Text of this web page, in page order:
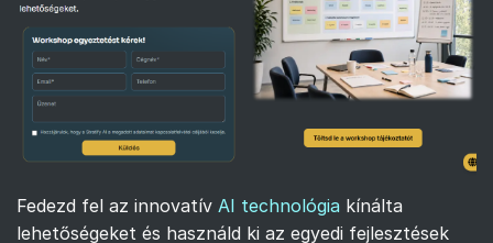
Fedezd fel az innovatív AI technológia kínálta
lehetőségeket és használd ki az egyedi fejlesztések